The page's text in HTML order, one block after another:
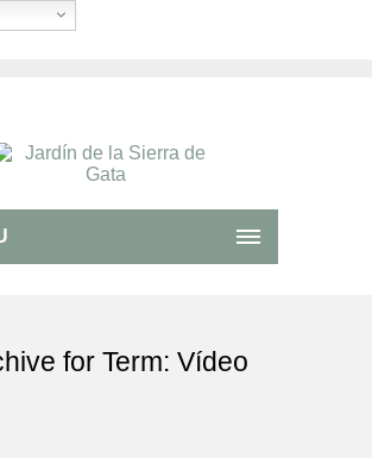
for Term: Vídeo